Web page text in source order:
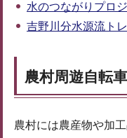
水のつながりプロ
吉野川分水源流ト
農村周遊自転
農村には農産物や加